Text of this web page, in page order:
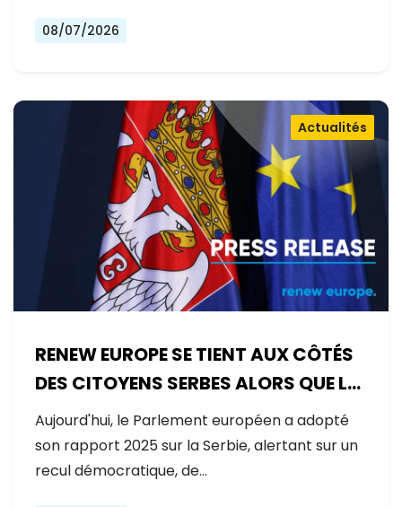
08/07/2026
RENEW EUROPE SE TIENT AUX CÔTÉS
DES CITOYENS SERBES ALORS QUE LE
GOUVERNEMENT RECULE SUR LES
RÉFORMES
Actualités
Aujourd'hui, le Parlement européen a adopté
son rapport 2025 sur la Serbie, alertant sur un
recul démocratique, de…